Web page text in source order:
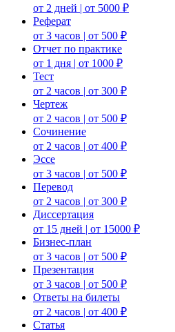
от 2 дней | от 5000 ₽
Реферат
от 3 часов | от 500 ₽
Отчет по практике
от 1 дня | от 1000 ₽
Тест
от 2 часов | от 300 ₽
Чертеж
от 2 часов | от 500 ₽
Сочинение
от 2 часов | от 400 ₽
Эссе
от 3 часов | от 500 ₽
Перевод
от 2 часов | от 300 ₽
Диссертация
от 15 дней | от 15000 ₽
Бизнес-план
от 3 часов | от 500 ₽
Презентация
от 3 часов | от 500 ₽
Ответы на билеты
от 2 часов | от 400 ₽
Статья